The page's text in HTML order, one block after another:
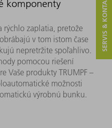
komponenty
rýchlo zaplatia, pretože
v tom istom čase
nepretržite spoľahlivo.
pomocou riešení
Vaše produkty TRUMPF –
možnosti
výrobnú bunku.
SERVIS & KONTAKT